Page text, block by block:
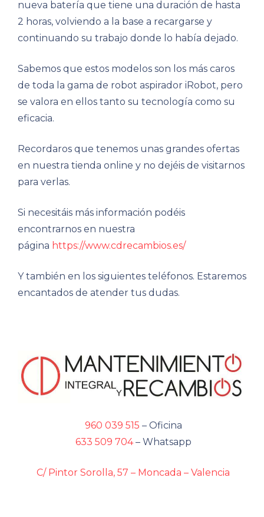
nueva batería que tiene una duración de hasta
2 horas, volviendo a la base a recargarse y
continuando su trabajo donde lo había dejado.
Sabemos que estos modelos son los más caros
de toda la gama de robot aspirador iRobot, pero
se valora en ellos tanto su tecnología como su
eficacia.
Recordaros que tenemos unas grandes ofertas
en nuestra tienda online y no dejéis de visitarnos
para verlas.
Si necesitáis más información podéis
encontrarnos en nuestra
página https://www.cdrecambios.es/
Y también en los siguientes teléfonos. Estaremos
encantados de atender tus dudas.
960 039 515 – Oficina
633 509 704– Whatsapp
C/ Pintor Sorolla, 57 – Moncada – Valencia